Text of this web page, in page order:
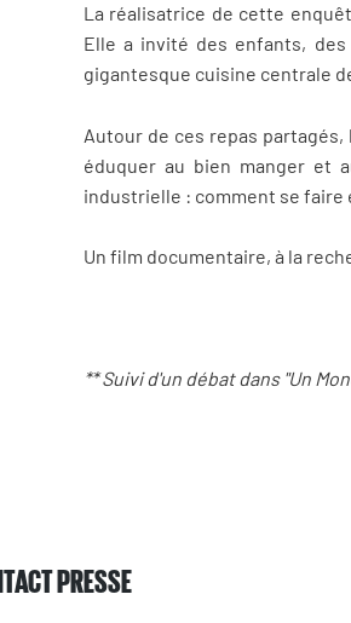
La réalisatrice de cette
Elle a invité des enfants,
gigantesque cuisine centrale
Autour de ces repas
éduquer au bien manger et
industrielle : comment se
Un film documentaire, à la
** Suivi d'un débat dans "Un
PRESSE